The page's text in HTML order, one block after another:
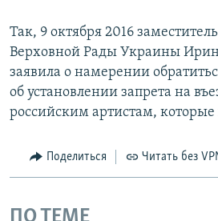
Так, 9 октября 2016
Верховной Рады Украины
заявила о намерении
об установлении запрета на
российским артистам,
Поделиться Читать без